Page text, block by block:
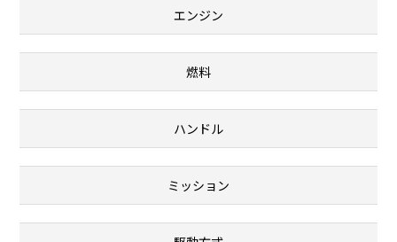
エンジン
燃料
ハンドル
ミッション